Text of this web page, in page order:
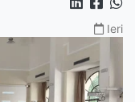
Ieri